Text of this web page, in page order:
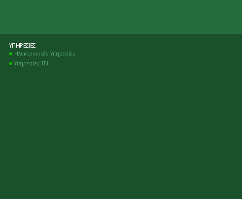
ΥΠΗΡΕΣΊΕΣ
Ηλεκτρονικές Υπηρεσίες
Υπηρεσίες ΤΕΙ